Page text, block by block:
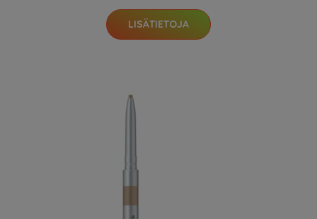
LISÄTIETOJA